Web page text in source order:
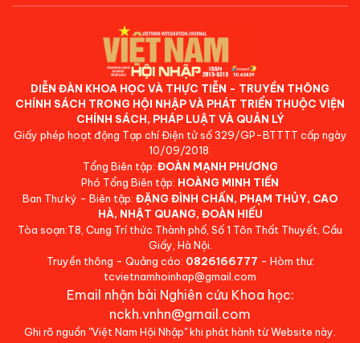
DIỄN ĐÀN KHOA HỌC VÀ THỰC TIỄN - TRUYỀN THÔNG
CHÍNH SÁCH TRONG HỘI NHẬP VÀ PHÁT TRIỂN THUỘC VIỆN
CHÍNH SÁCH, PHÁP LUẬT VÀ QUẢN LÝ
Giấy phép hoạt động Tạp chí Điện tử số 329/GP-BTTTT cấp ngày
10/09/2018.
Tổng Biên tập: ĐOÀN MẠNH PHƯƠNG
Phó Tổng Biên tập: HOÀNG MINH TIẾN
Ban Thư ký - Biên tập: ĐẶNG ĐÌNH CHẤN, PHẠM THỦY, CAO
HÀ, NHẬT QUANG, ĐOÀN HIẾU
Tòa soạn:T8, Cung Trí thức Thành phố, Số 1 Tôn Thất Thuyết, Cầu
Giấy, Hà Nội.
Truyền thông - Quảng cáo: 0826166777 - Hòm thư:
tcvietnamhoinhap@gmail.com
Email nhận bài Nghiên cứu Khoa học:
nckh.vnhn@gmail.com
Ghi rõ nguồn "Việt Nam Hội Nhập" khi phát hành từ Website này.